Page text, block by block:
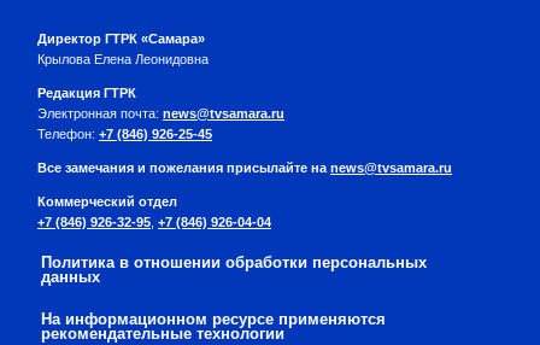
Директор ГТРК «Самара»
Крылова Елена Леонидовна
Редакция ГТРК
Электронная почта: news@tvsamara.ru
Телефон: +7 (846) 926-25-45
Все замечания и пожелания присылайте на news@tvsamara.ru
Коммерческий отдел
+7 (846) 926-32-95 +7 (846) 926-04-04
Политика в отношении обработки персональных
данных
На информационном ресурсе применяются
рекомендательные технологии